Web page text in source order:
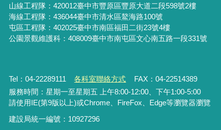
山線工程隊：420012臺中市豐原區豐原大道二段598號2樓
海線工程隊：436044臺中市清水區鰲海路100號
屯區工程隊：402025臺中市南區福田二街23號4樓
公園景觀維護科：408009臺中市南屯區文心南五路一段331號
Tel：04-22289111 各科室聯絡方式
FAX：04-22514389
服務時間：星期一至星期五 上午8:00-12:00、下午1:00-5:00
請使用IE(第9版以上)或Chrome、FireFox、Edge等瀏覽器瀏覽
建設局統一編號：10927296